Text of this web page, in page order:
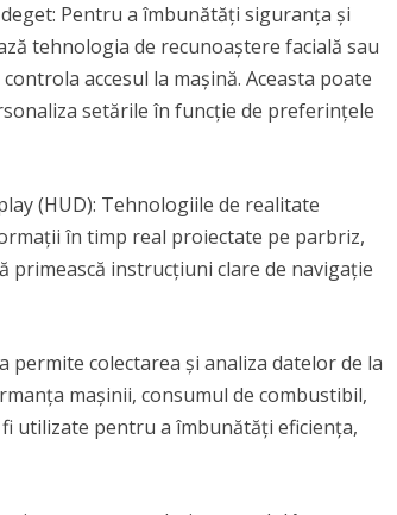
Pentru a îmbunătăți siguranța și
tehnologia de recunoaștere facială sau
accesul la mașină. Aceasta poate
setările în funcție de preferințele
(HUD): Tehnologiile de realitate
în timp real proiectate pe parbriz,
primească instrucțiuni clare de navigație
permite colectarea și analiza datelor de la
mașinii, consumul de combustibil,
utilizate pentru a îmbunătăți eficiența,